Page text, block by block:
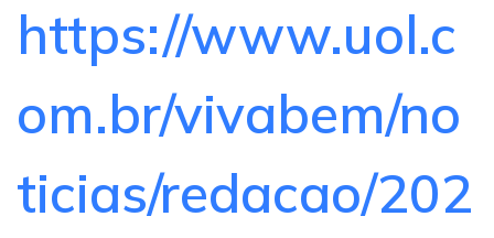
https://www.uol.c
om.br/vivabem/no
ticias/redacao/202